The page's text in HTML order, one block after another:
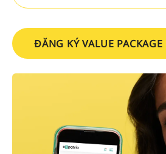
ĐĂNG KÝ VALUE PACKAGE